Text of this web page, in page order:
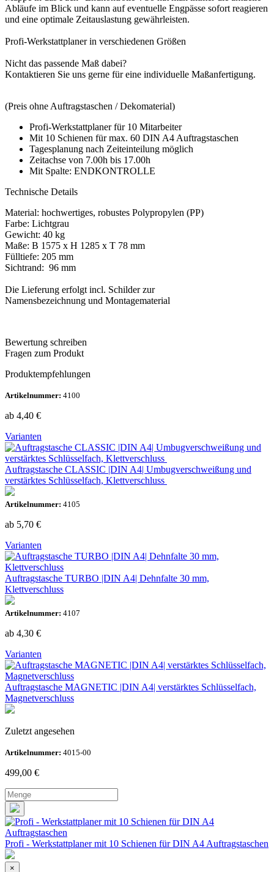
Abläufe im Blick und kann auf eventuelle Engpässe sofort reagieren
und eine optimale Zeitauslastung gewährleisten.
Profi-Werkstattplaner in verschiedenen Größen
Nicht das passende Maß dabei?
Kontaktieren Sie uns gerne für eine individuelle Maßanfertigung.
(Preis ohne Auftragstaschen / Dekomaterial)
Profi-Werkstattplaner für 10 Mitarbeiter
Mit 10 Schienen für max. 60 DIN A4 Auftragstaschen
Tagesplanung nach Zeiteinteilung möglich
Zeitachse von 7.00h bis 17.00h
Mit Spalte: ENDKONTROLLE
Technische Details
Material: hochwertiges, robustes Polypropylen (PP)
Farbe: Lichtgrau
Gewicht: 40 kg
Maße: B 1575 x H 1285 x T 78 mm
Fülltiefe: 205 mm
Sichtrand: 96 mm
Die Lieferung erfolgt incl. Schilder zur
Namensbezeichnung und Montagematerial
Bewertung schreiben
Fragen zum Produkt
Produktempfehlungen
Artikelnummer: 4100
ab 4,40 €
Varianten
Auftragstasche CLASSIC |DIN A4| Umbugverschweißung und
verstärktes Schlüsselfach, Klettverschluss
Artikelnummer: 4105
ab 5,70 €
Varianten
Auftragstasche TURBO |DIN A4| Dehnfalte 30 mm,
Klettverschluss
Artikelnummer: 4107
ab 4,30 €
Varianten
Auftragstasche MAGNETIC |DIN A4| verstärktes Schlüsselfach,
Magnetverschluss
Zuletzt angesehen
Artikelnummer: 4015-00
499,00 €
Profi - Werkstattplaner mit 10 Schienen für DIN A4 Auftragstaschen
×